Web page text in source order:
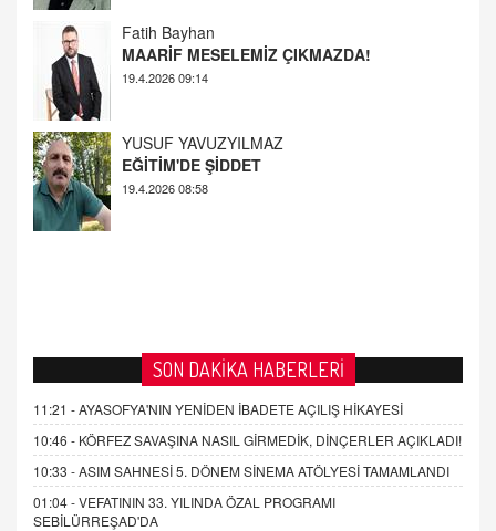
YUSUF YAVUZYILMAZ
EĞİTİM'DE ŞİDDET
19.4.2026 08:58
AHMED ÇITLAKOĞLU
OKUL SALDIRILARININ ORTAYA ÇIKARTTIĞI
GERÇEK!
SON DAKİKA HABERLERİ
11:21 -AYASOFYA'NIN YENİDEN İBADETE AÇILIŞ HİKAYESİ
10:46 - KÖRFEZ SAVAŞINA NASIL GİRMEDİK, DİNÇERLER AÇIKLADI!
10:33 -ASIM SAHNESİ 5. DÖNEM SİNEMA ATÖLYESİ TAMAMLANDI
01:04 -VEFATININ 33. YILINDA ÖZAL PROGRAMI
SEBİLÜRREŞAD'DA